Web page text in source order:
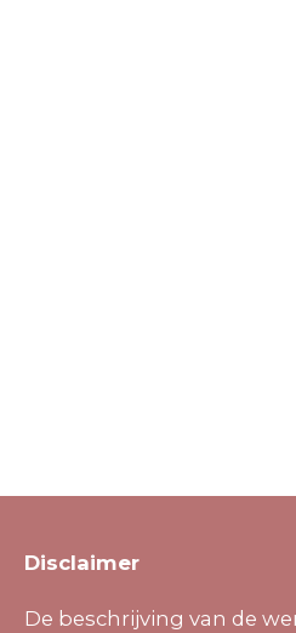
Disclaimer
De beschrijving van de